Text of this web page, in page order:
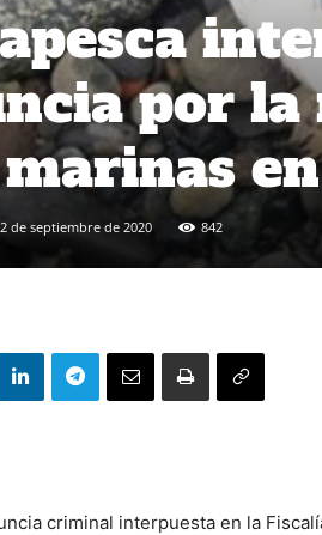
por
de septiembre de 2020 842
criminal interpuesta en la